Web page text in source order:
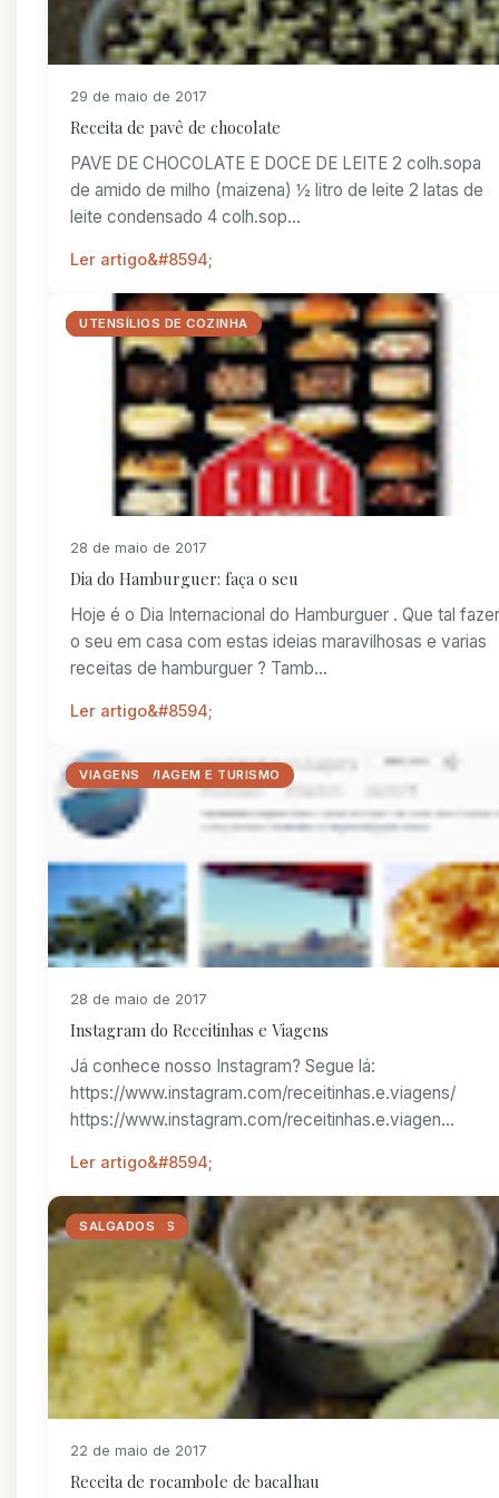
29 de maio de 2017
Receita de pavê de chocolate
PAVE DE CHOCOLATE E DOCE DE LEITE 2 colh.sopa
de amido de milho (maizena) ½ litro de leite 2 latas de
leite condensado 4 colh.sop...
Ler artigo
_RECEITINHAS
COMPRAS
LIVROS DE CULINARIA
RECEITAS
RECEITAS FACEIS
RECEITINHAS
UTENSÍLIOS DE COZINHA
28 de maio de 2017
Dia do Hamburguer: faça o seu
Hoje é o Dia Internacional do Hamburguer . Que tal fazer
o seu em casa com estas ideias maravilhosas e varias
receitas de hamburguer ? Tamb...
Ler artigo
DICAS IMPORTANTES
DIVERTIDO
FIM DE SEMANA
FOTOGRAFIA
GUIAS DE VIAGEM E TURISMO
VERÃO
VIAGENS
28 de maio de 2017
Instagram do Receitinhas e Viagens
Já conhece nosso Instagram? Segue lá:
https://www.instagram.com/receitinhas.e.viagens/
https://www.instagram.com/receitinhas.e.viagen...
Ler artigo
_RECEITINHAS
BACALHAU
PASCOA
PÁSCOA
RECEITAS
SALGADOS
22 de maio de 2017
Receita de rocambole de bacalhau